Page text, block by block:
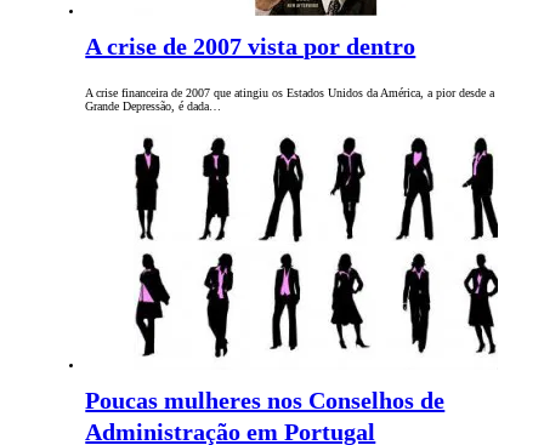
A crise de 2007 vista por dentro
A crise financeira de 2007 que atingiu os Estados Unidos da América, a pior desde a
Grande Depressão, é dada…
Poucas mulheres nos Conselhos de
Administração em Portugal